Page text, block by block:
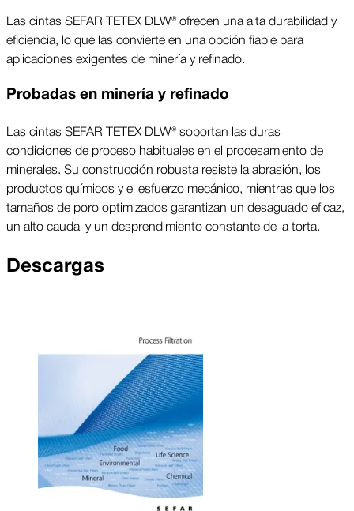
Las cintas SEFAR TETEX DLW® ofrecen una alta durabilidad y
eficiencia, lo que las convierte en una opción fiable para
aplicaciones exigentes de minería y refinado.
Probadas en minería y refinado
Las cintas SEFAR TETEX DLW® soportan las duras
condiciones de proceso habituales en el procesamiento de
minerales. Su construcción robusta resiste la abrasión, los
productos químicos y el esfuerzo mecánico, mientras que los
tamaños de poro optimizados garantizan un desaguado eficaz,
un alto caudal y un desprendimiento constante de la torta.
Descargas